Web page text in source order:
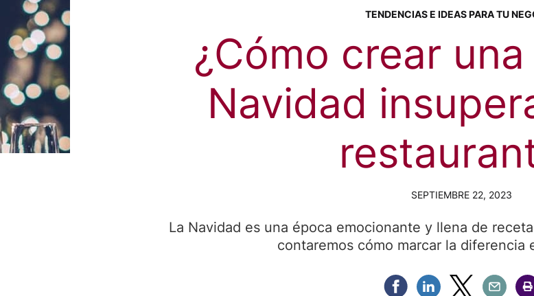
TENDENCIAS E IDEAS PARA TU
¿Cómo crear
Navidad
SEPTIEMBRE 22, 2023
La Navidad es una época emocionante y llena de
contaremos cómo marcar la diferencia
Compartir Facebook
Compartir Linkedin
CompartirCompartir